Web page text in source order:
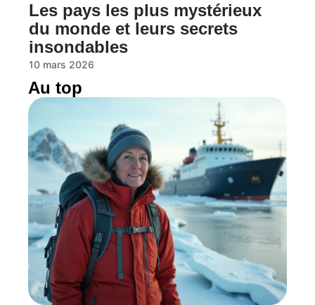
Les pays les plus mystérieux
du monde et leurs secrets
insondables
10 mars 2026
Au top